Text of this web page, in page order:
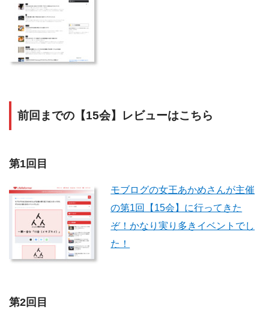
前回までの【15会】レビューはこちら
第1回目
モブログの女王あかめさんが主催
の第1回【15会】に行ってきた
ぞ！かなり実り多きイベントでし
た！
第2回目